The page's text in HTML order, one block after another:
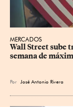
MERCADOS
Wall Street sube
semana de
Por José Antonio Rivera